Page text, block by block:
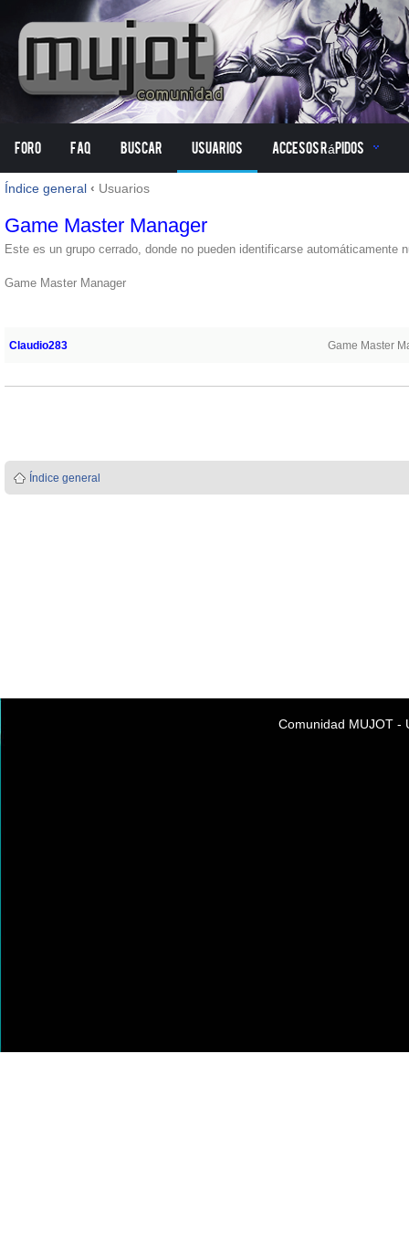
Foro FAQ Buscar Usuarios Accesos Rápidos
Índice general ‹ Usuarios
Game Master Manager
Este es un grupo cerrado, donde no pueden identificarse
Game Master Manager
Game Master
Claudio283
Índice general
Comunidad MUJOT -